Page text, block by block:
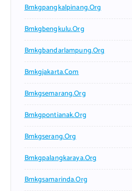
Bmkgpangkalpinang.org
Bmkgbengkulu.org
Bmkgbandarlampung.org
Bmkgjakarta.com
Bmkgsemarang.org
Bmkgpontianak.org
Bmkgserang.org
Bmkgpalangkaraya.org
Bmkgsamarinda.org